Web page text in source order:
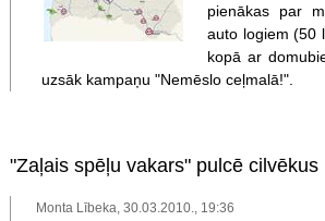
pienākas par
auto logiem (50
kopā ar
uzsāk kampaņu "Nemēslo ceļmalā!".
"Zaļais spēļu vakars" pulcē cilvēkus
Monta Lībeka, 30.03.2010., 19:36